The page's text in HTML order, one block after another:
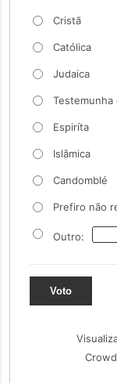
Cristã
Católica
Judaica
Testemunha
Espiríta
Islâmica
Candomblé
Prefiro não
Outro:
Voto